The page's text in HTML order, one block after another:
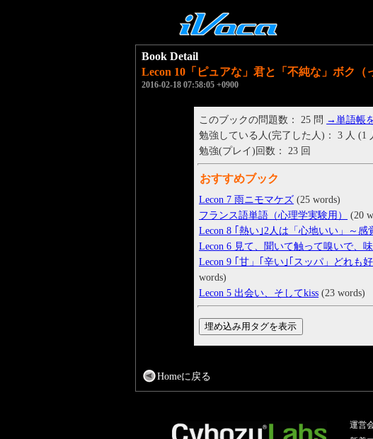
Book Detail
Lecon 10「ピュアな」君と「不純な」ボク（
2016-02-18 07:58:05 +0900
このブックの問題数： 25 問 →単語帳
勉強している人(完了した人)： 3 人 (1
勉強(プレイ)回数： 23 回
おすすめブック
Lecon 7 雨ニモマケズ (25 words)
フランス語単語（心理学実験用）
(20
Lecon 8 ｢熱い｣2人は「心地いい」～感
Lecon 6 見て、聞いて触って嗅いで、
Lecon 9 ｢甘」｢辛い｣｢スッパ」どれ
words)
Lecon 5 出会い、そしてkiss (23 words)
Homeに戻る
運営